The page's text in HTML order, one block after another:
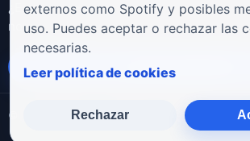
¿Eres artista, manager, sello o promotor?
novedades, galas, entrevistas o
Enviar propuesta
© 2026 ElFiesta.es Noticias · Galas ·
externos como Spotify y posibles
uso. Puedes aceptar o rechazar las
necesarias.
Leer política de cookies
Rechazar